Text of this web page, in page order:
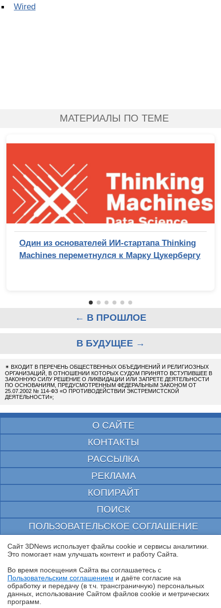
Wired
МАТЕРИАЛЫ ПО ТЕМЕ
Один из основателей ИИ-стартапа Thinking
Machines переметнулся к Марку Цукербергу
← В ПРОШЛОЕ
В БУДУЩЕЕ →
✴ ВХОДИТ В ПЕРЕЧЕНЬ ОБЩЕСТВЕННЫХ ОБЪЕДИНЕНИЙ И РЕЛИГИОЗНЫХ
ОРГАНИЗАЦИЙ, В ОТНОШЕНИИ КОТОРЫХ СУДОМ ПРИНЯТО ВСТУПИВШЕЕ В
ЗАКОННУЮ СИЛУ РЕШЕНИЕ О ЛИКВИДАЦИИ ИЛИ ЗАПРЕТЕ ДЕЯТЕЛЬНОСТИ
ПО ОСНОВАНИЯМ, ПРЕДУСМОТРЕННЫМ ФЕДЕРАЛЬНЫМ ЗАКОНОМ ОТ
25.07.2002 № 114-ФЗ «О ПРОТИВОДЕЙСТВИИ ЭКСТРЕМИСТСКОЙ
ДЕЯТЕЛЬНОСТИ»;
О САЙТЕ
КОНТАКТЫ
РАССЫЛКА
РЕКЛАМА
КОПИРАЙТ
ПОИСК
ПОЛЬЗОВАТЕЛЬСКОЕ СОГЛАШЕНИЕ
ЗАЩИЩЕНО CURATOR
© 1997—2026 Электронное периодическое издание "3ДНьюс" | Свидетельство о
выдано Федеральной Службой по надзору за соблюдением законодательства в сфере
массовых коммуникаций и охране культурного наследия
При цитировании документа ссылка на сайт с указанием автора обязательна. Полное
заимствование документа является нарушением
российского и международного законодательства и возможно только с согласия
Сайт 3DNews использует файлы cookie и сервисы аналитики.
Это помогает нам улучшать контент и работу Cайта.
Во время посещения Cайта вы соглашаетесь с
Пользовательским соглашением и даёте согласие на
обработку и передачу (в т.ч. трансграничную) персональных
данных, использование Cайтом файлов cookie и метрических
программ.